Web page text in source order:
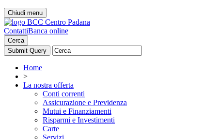
Chiudi menu
ContattiBanca online
Cerca
Home
>
La nostra offerta
Conti correnti
Assicurazione e Previdenza
Mutui e Finanziamenti
Risparmi e Investimenti
Carte
Servizi